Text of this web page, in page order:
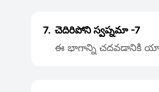
7. చెదిరిపోని స్వప్నమా -7
ఈ భాగాన్ని చదవడానికి